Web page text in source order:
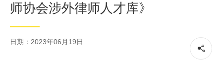
师协会涉外律师人才库》
日期：2023年06月19日